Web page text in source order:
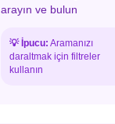
arayın ve bulun
💡İpucu: Aramanızı
daraltmak için filtreler
kullanın